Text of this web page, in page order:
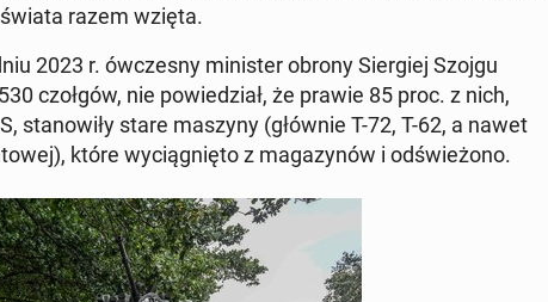
razem wzięta.
2023 r. ów­cze­sny mi­ni­ster obrony Sier­giej Szojgu
czołgów, nie po­wie­dział, że prawie 85 proc. z nich,
sta­no­wi­ły stare maszyny (głównie T-72, T-62, a nawet
które wy­cią­gnię­to z ma­ga­zy­nów i od­świe­żo­no.